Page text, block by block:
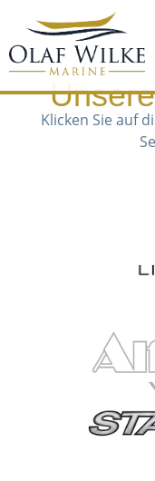
Klicken Sie auf